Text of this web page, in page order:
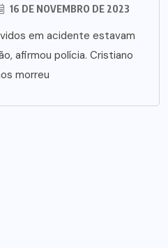
16 DE NOVEMBRO DE 2023
em acidente estavam
afirmou polícia. Cristiano
morreu